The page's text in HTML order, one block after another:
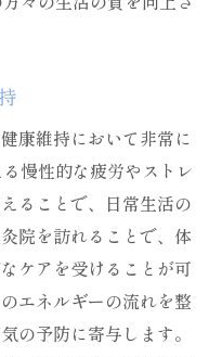
康維持において非常に
慢性的な疲労やストレ
ることで、日常生活の
院を訪れることで、体
ケアを受けることが可
エネルギーの流れを整
の予防に寄与します。